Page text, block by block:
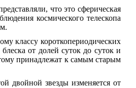
что это сферическая
космического телескопа
классу короткопериодических
от долей суток до суток и
принадлежат к самым старым
двойной звезды изменяется от